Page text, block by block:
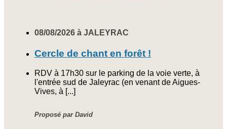
08/08/2026 à JALEYRAC
Cercle de chant en forêt !
RDV à 17h30 sur le parking de la voie verte, à
l'entrée sud de Jaleyrac (en venant de Aigues-
Vives, à [...]
Proposé par David